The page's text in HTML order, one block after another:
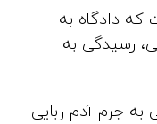
که دادگاه به
رسیدگی به
جرم آدم ربایی